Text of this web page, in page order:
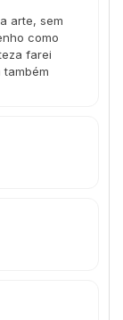
arte, sem
como
farei